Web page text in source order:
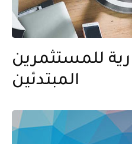
للمستثمرين
المبتدئين